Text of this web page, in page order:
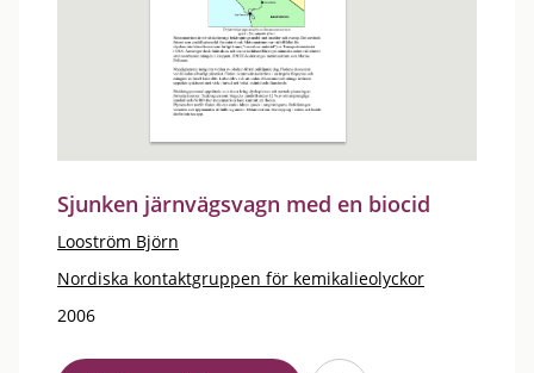
Sjunken järnvägsvagn med en biocid
Looström Björn
Nordiska kontaktgruppen för kemikalieolyckor
2006